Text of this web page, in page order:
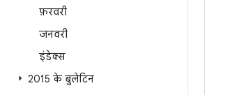
फ़रवरी
जनवरी
इंडेक्स
2015 के बुलेटिन